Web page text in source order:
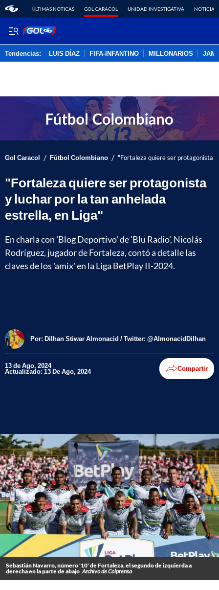
ÚLTIMAS NOTICAS GOL CARACOL UNIDAD INVESTIGATIVA NOTICIAS
Tendencias: LUIS DÍAZ FIFA-INFANTINO MILLONARIOS
Gol Caracol / Fútbol Colombiano / "Fortaleza quiere ser protagonista
"Fortaleza quiere ser protagonista
y luchar por la tan anhelada
estrella, en Liga"
En charla con 'Blog Deportivo' de 'Blu Radio', Nicolás
Rodríguez, jugador de Fortaleza, contó a detalle las
claves de los 'amix' en la Liga BetPlay II-2024.
Por: Dilhan Stiwar Almonacid / Twitter: @AlmonacidDilhan
13 de Ago, 2024
Actualizado: 13 De Ago, 2024 Compartir
Sebastián Navarro, número '10' de Fortaleza, el segundo de izquierda a
derecha en la parte de abajo Archivo de Colprensa